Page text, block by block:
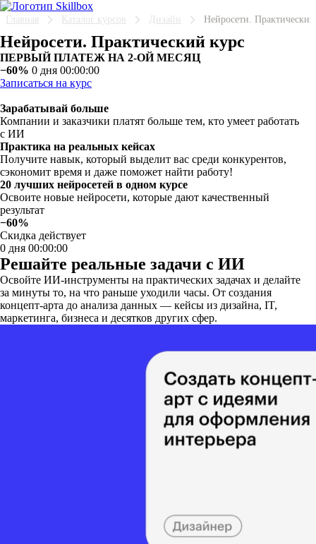
Главная Каталог курсов Дизайн Нейросети.
Нейросети. Практический курс
ПЕРВЫЙ ПЛАТЕЖ НА 2-ОЙ МЕСЯЦ
−60% 0 дня 00:00:00
Записаться на курс
Зарабатывай больше
Компании и заказчики платят больше тем, кто умеет работать
с ИИ
Практика на реальных кейсах
Получите навык, который выделит вас среди конкурентов,
сэкономит время и даже поможет найти работу!
20 лучших нейросетей в одном курсе
Освоите новые нейросети, которые дают качественный
результат
−60%
Скидка действует
0 дня 00:00:00
Решайте реальные задачи с ИИ
Освойте ИИ-инструменты на практических задачах и делайте
за минуты то, на что раньше уходили часы. От создания
концепт-арта до анализа данных — кейсы из дизайна, IT,
маркетинга, бизнеса и десятков других сфер.